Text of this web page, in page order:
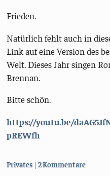
Frieden.
Natürlich fehlt auch in
Link auf eine Version des
Welt. Dieses Jahr singen
Brennan.
Bitte schön.
https://youtu.be/
pREWfh
Kategorien:
Privates 2 Kommentare